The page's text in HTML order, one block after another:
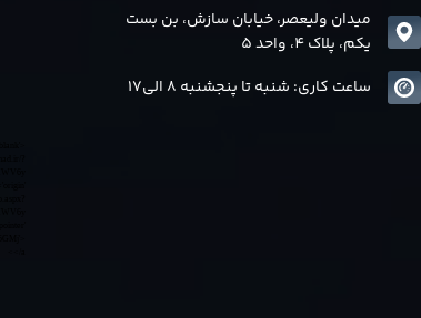
میدان ولیعصر، خیابان سازش، بن بست
یکم، پلاک 4، واحد 5
ساعت کاری: شنبه تا پنجشنبه 8 الی17